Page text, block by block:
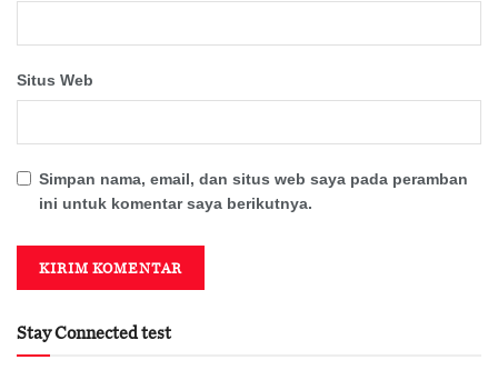
Situs Web
Simpan nama, email, dan situs web saya pada peramban
ini untuk komentar saya berikutnya.
Stay Connected test